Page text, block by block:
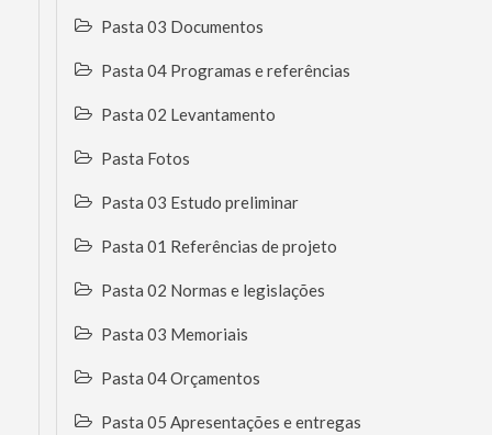
Pasta 03 Documentos
Pasta 04 Programas e referências
Pasta 02 Levantamento
Pasta Fotos
Pasta 03 Estudo preliminar
Pasta 01 Referências de projeto
Pasta 02 Normas e legislações
Pasta 03 Memoriais
Pasta 04 Orçamentos
Pasta 05 Apresentações e entregas